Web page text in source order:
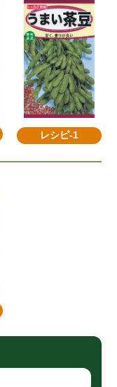
レシピ-1